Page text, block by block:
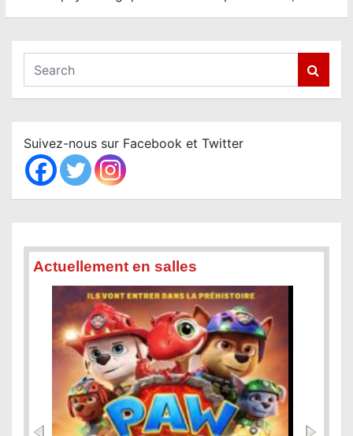
a
c
h
Suivez-nous sur Facebook et Twitter
Actuellement en salles